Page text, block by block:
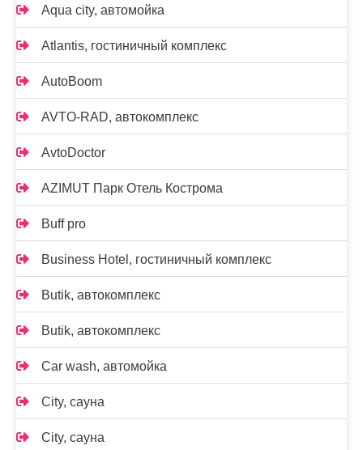
Aqua city, автомойка
Atlantis, гостиничный комплекс
AutoBoom
AVTO-RAD, автокомплекс
AvtoDoctor
AZIMUT Парк Отель Кострома
Buff pro
Business Hotel, гостиничный комплекс
Butik, автокомплекс
Butik, автокомплекс
Car wash, автомойка
City, сауна
City, сауна